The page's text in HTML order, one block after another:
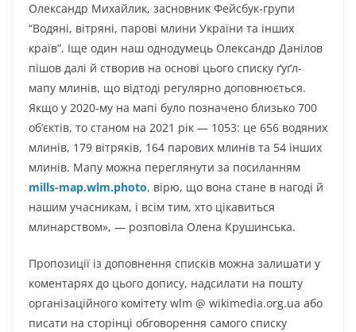
Олександр Михайлик, засновник Фейсбук-групи
“Водяні, вітряні, парові млини України та інших
країв”. Іще один наш однодумець Олександр Данілов
пішов далі й створив на основі цього списку ґуґл-
мапу млинів, що відтоді регулярно доповнюється.
Якщо у 2020-му на мапі було позначено близько 700
об’єктів, то станом на 2021 рік — 1053: це 656 водяних
млинів, 179 вітряків, 164 парових млинів та 54 інших
млинів. Мапу можна переглянути за посиланням
mills-map.wlm.photo, вірю, що вона стане в нагоді й
нашим учасникам, і всім тим, хто цікавиться
млинарством», — розповіла Олена Крушинська.
Пропозиції із доповнення списків можна залишати у
коментарях до цього допису, надсилати на пошту
організаційного комітету wlm @ wikimedia.org.ua або
писати на сторінці обговорення самого списку